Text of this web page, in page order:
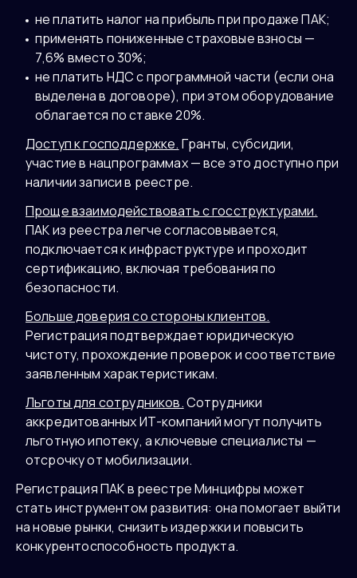
не платить налог на прибыль при продаже ПАК;
применять пониженные страховые взносы —
7,6% вместо 30%;
не платить НДС с программной части (если она
выделена в договоре), при этом оборудование
облагается по ставке 20%.
Доступ к господдержке. Гранты, субсидии,
участие в нацпрограммах — все это доступно при
наличии записи в реестре.
Проще взаимодействовать с госструктурами.
ПАК из реестра легче согласовывается,
подключается к инфраструктуре и проходит
сертификацию, включая требования по
безопасности.
Больше доверия со стороны клиентов.
Регистрация подтверждает юридическую
чистоту, прохождение проверок и соответствие
заявленным характеристикам.
Льготы для сотрудников.Сотрудники
аккредитованных ИТ-компаний могут получить
льготную ипотеку, а ключевые специалисты —
отсрочку от мобилизации.
Регистрация ПАК в реестре Минцифры может
стать инструментом развития: она помогает выйти
на новые рынки, снизить издержки и повысить
конкурентоспособность продукта.